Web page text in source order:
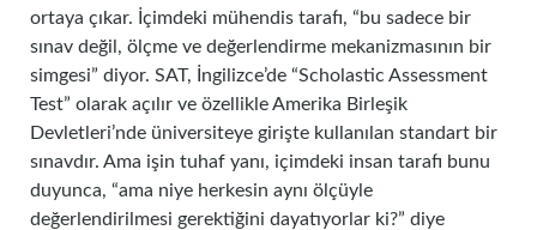
ortaya çıkar. İçimdeki mühendis tarafı, “bu sadece bir
sınav değil, ölçme ve değerlendirme mekanizmasının bir
simgesi” diyor. SAT, İngilizce’de “Scholastic Assessment
Test” olarak açılır ve özellikle Amerika Birleşik
Devletleri’nde üniversiteye girişte kullanılan standart bir
sınavdır. Ama işin tuhaf yanı, içimdeki insan tarafı bunu
duyunca, “ama niye herkesin aynı ölçüyle
değerlendirilmesi gerektiğini dayatıyorlar ki?” diye